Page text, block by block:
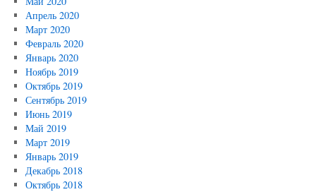
Апрель 2020
Март 2020
Февраль 2020
Январь 2020
Ноябрь 2019
Октябрь 2019
Сентябрь 2019
Июнь 2019
Май 2019
Март 2019
Январь 2019
Декабрь 2018
Октябрь 2018